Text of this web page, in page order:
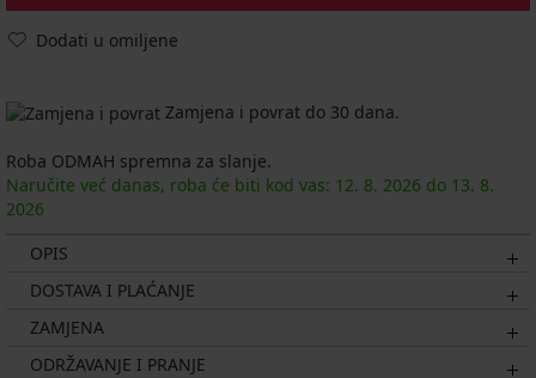
Dodati u omiljene
Zamjena i povrat do 30 dana.
Roba ODMAH spremna za slanje.
Naručite već danas, roba će biti kod vas: 12. 8. 2026 do 13. 8.
2026
OPIS
DOSTAVA I PLAĆANJE
ZAMJENA
ODRŽAVANJE I PRANJE